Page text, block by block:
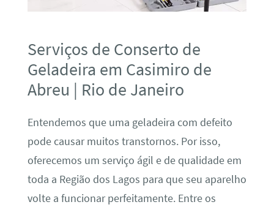
Serviços de Conserto de
Geladeira em Casimiro de
Abreu | Rio de Janeiro
Entendemos que uma geladeira com defeito
pode causar muitos transtornos. Por isso,
oferecemos um serviço ágil e de qualidade em
toda a Região dos Lagos para que seu aparelho
volte a funcionar perfeitamente. Entre os